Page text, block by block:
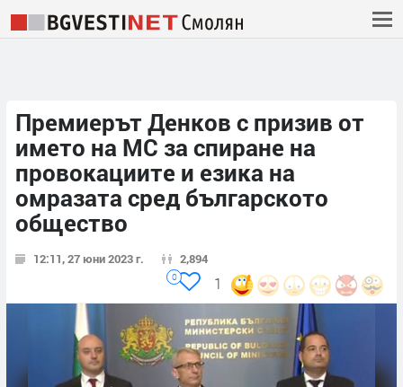
Премиерът Денков с призив от
името на МС за спиране на
провокациите и езика на
омразата сред българското
общество
12:11, 27 юни 2023 г. 2,894
1
0